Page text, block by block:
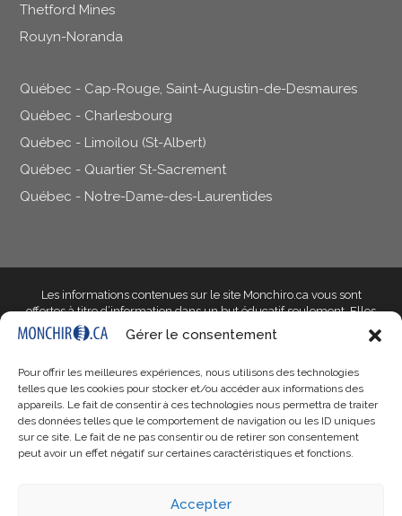
Gérer le consentement
Pour offrir les meilleures expériences, nous utilisons des technologies
telles que les cookies pour stocker et/ou accéder aux informations des
appareils. Le fait de consentir à ces technologies nous permettra de traiter
des données telles que le comportement de navigation ou les ID uniques
sur ce site. Le fait de ne pas consentir ou de retirer son consentement
peut avoir un effet négatif sur certaines caractéristiques et fonctions.
Accepter
Thetford Mines
Rouyn-Noranda
Québec - Cap-Rouge, Saint-Augustin-de-Desmaures
Québec - Charlesbourg
Québec - Limoilou (St-Albert)
Québec - Quartier St-Sacrement
Québec - Notre-Dame-des-Laurentides
Les informations contenues sur le site Monchiro.ca vous sont
offertes à titre d’information dans un but éducatif seulement. Elles
ne doivent pas être utilisées dans le but d’établir un diagnostic et ne
peuvent en aucun cas remplacer l’avis d’un professionnel de la
votre situation. Si votre situation vous inquiète, parlez-en à votre
docteur en chiropratique ou à un autre professionnel qualifié de
votre choix.
Monchiro.ca, ses responsables, son personnel, ses entités
propriétaires et les professionnels affiliésne peuvent être tenus
, que ces obligations soient au chapitre des